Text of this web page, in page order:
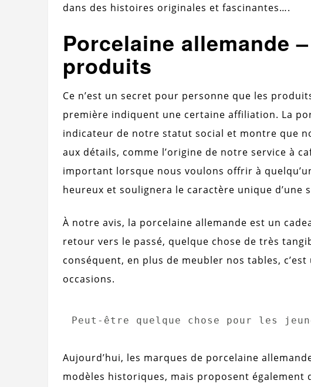
dans des histoires originales et fascinantes….
Porcelaine allemande
produits
Ce n’est un secret pour personne que les
première indiquent une certaine affiliation. La
indicateur de notre statut social et montre que
aux détails, comme l’origine de notre service à
important lorsque nous voulons offrir à
heureux et soulignera le caractère unique d’une
À notre avis, la porcelaine allemande est un
retour vers le passé, quelque chose de très
conséquent, en plus de meubler nos tables,
occasions.
Peut-être quelque chose pour les
Aujourd’hui, les marques de porcelaine
modèles historiques, mais proposent également